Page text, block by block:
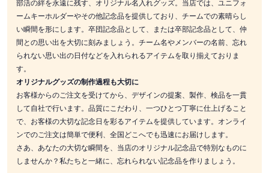
ームキーホルダーやその他記念品を提供しており、チームでの素晴らし
い瞬間を形にします。卒団記念品として、または卒部記念品として、仲
間との思い出を大切に刻みましょう。チーム名やメンバーの名前、忘れ
られない思い出の日付などを入れられるアイテムを取り揃えておりま
す。
オリジナルグッズの制作過程も大切に
お客様からのご注文を受けてから、デザインの提案、製作、検品を一貫
して自社で行います。品質にこだわり、一つひとつ丁寧に仕上げること
で、お客様の大切な記念日を彩るアイテムを提供しています。オンライ
ンでのご注文は簡単で便利、全国どこへでも迅速にお届けします。
さあ、あなたの大切な瞬間を、当店のオリジナル記念品で特別なものに
しませんか？私たちと一緒に、忘れられない記念品を作りましょう。